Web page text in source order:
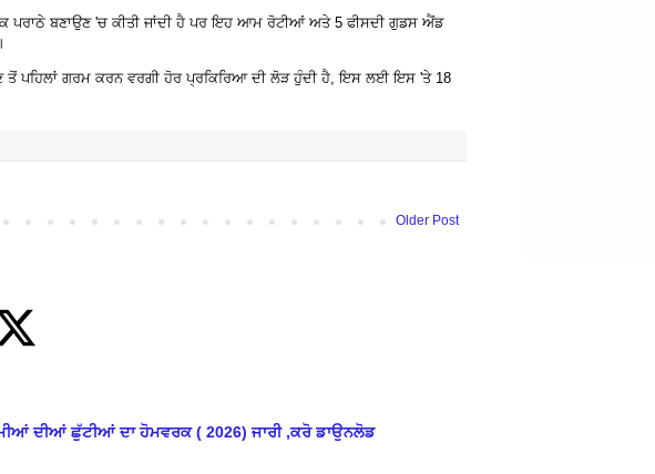
ਬਣਾਉਣ 'ਚ ਕੀਤੀ ਜਾਂਦੀ ਹੈ ਪਰ ਇਹ ਆਮ ਰੋਟੀਆਂ ਅਤੇ 5 ਫੀਸਦੀ ਗੁਡਸ ਐਂਡ
ਪਹਿਲਾਂ ਗਰਮ ਕਰਨ ਵਰਗੀ ਹੋਰ ਪ੍ਰਕਿਰਿਆ ਦੀ ਲੋੜ ਹੁੰਦੀ ਹੈ, ਇਸ ਲਈ ਇਸ 'ਤੇ 18
Older Post
ਦੀਆਂ ਛੁੱਟੀਆਂ ਦਾ ਹੋਮਵਰਕ ( 2026) ਜਾਰੀ ,ਕਰੋ ਡਾਉਨਲੋਡ